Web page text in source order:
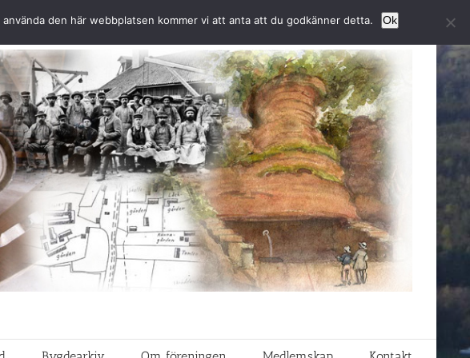
den här webbplatsen kommer vi att anta att du godkänner detta. Ok